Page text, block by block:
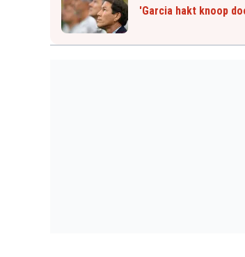
'Garcia hakt knoop